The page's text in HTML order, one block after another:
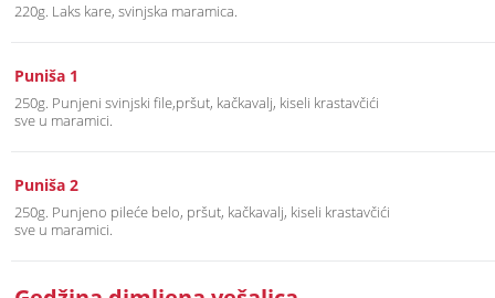
220g. Laks kare, svinjska maramica.
Puniša 1
250g. Punjeni svinjski file,pršut, kačkavalj, kiseli krastavčići
sve u maramici.
Puniša 2
250g. Punjeno pileće belo, pršut, kačkavalj, kiseli krastavčići
sve u maramici.